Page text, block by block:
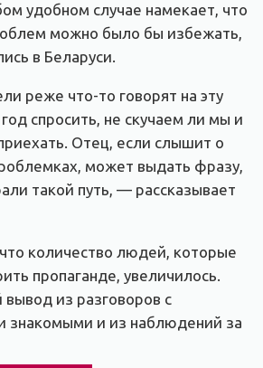
удобном случае намекает, что
можно было бы избежать,
в Беларуси.
реже что-то говорят на эту
спросить, не скучаем ли мы и
Отец, если слышит о
может выдать фразу,
такой путь, — рассказывает
количество людей, которые
пропаганде, увеличилось.
из разговоров с
знакомыми и из наблюдений за